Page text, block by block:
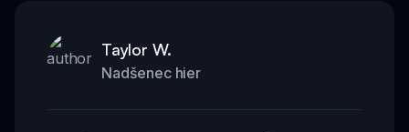
Taylor W.
Nadšenec hier